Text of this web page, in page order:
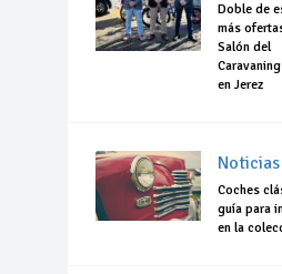
Doble de
más
Salón del
en Jerez
Noticias
Coches
guía para
en la